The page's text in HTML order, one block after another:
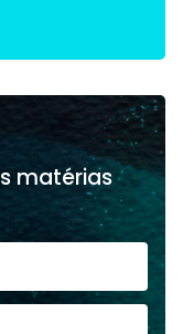
matérias